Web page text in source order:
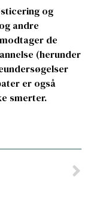
og
andre
de
(herunder
er også
smerter.